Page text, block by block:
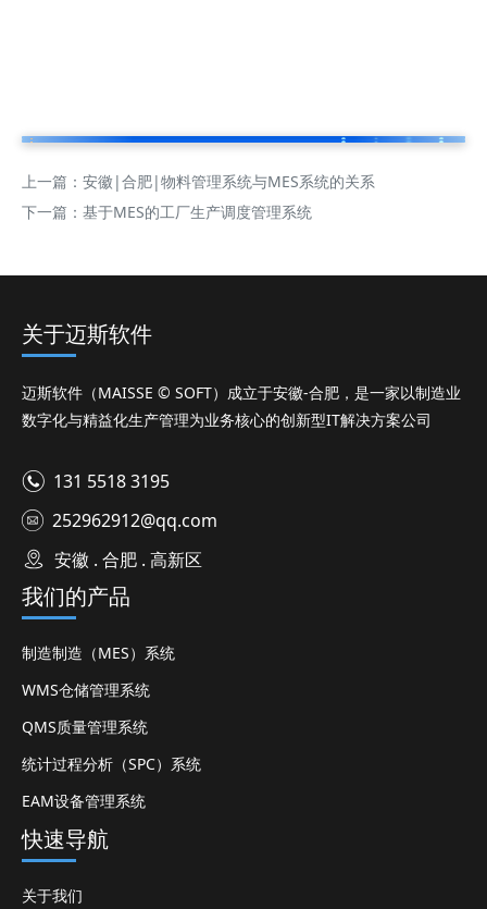
上一篇： 安徽|合肥|物料管理系统与MES系统的关系
下一篇： 基于MES的工厂生产调度管理系统
关于迈斯软件
迈斯软件（MAISSE © SOFT）成立于安徽-合肥，是一家以制造业
数字化与精益化生产管理为业务核心的创新型IT解决方案公司
131 5518 3195
252962912@qq.com
安徽 . 合肥 . 高新区
我们的产品
制造制造（MES）系统
WMS仓储管理系统
QMS质量管理系统
统计过程分析（SPC）系统
EAM设备管理系统
快速导航
关于我们